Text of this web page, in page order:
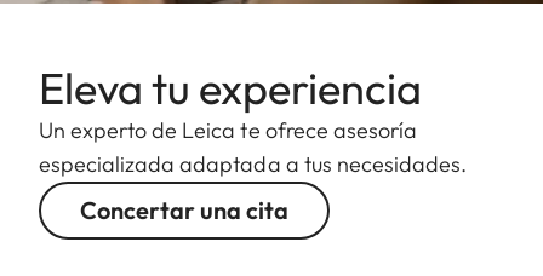
Eleva tu experiencia
Un experto de Leica te ofrece asesoría
especializada adaptada a tus necesidades.
Concertar una cita